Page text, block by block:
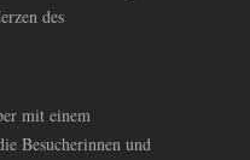
des
mit einem
Besucherinnen und